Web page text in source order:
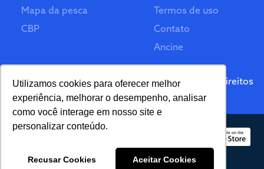
Utilizamos cookies para oferecer melhor
experiência, melhorar o desempenho, analisar
como você interage em nosso site e
personalizar conteúdo.
Recusar Cookies Aceitar Cookies
Mapa da pesca
CBP
Termos de uso
Contato
Ancine
Feito por
© 2026 Fish TV - Todos Direitos
Reservados. Versão 2.0